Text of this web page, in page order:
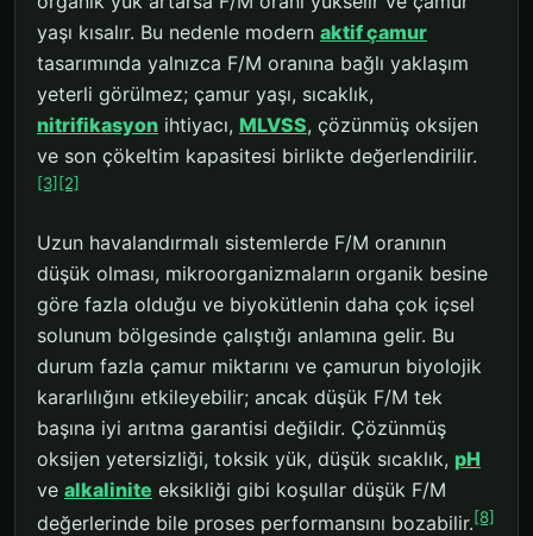
yaşı kısalır. Bu nedenle modern aktif çamur
tasarımında yalnızca F/M oranına bağlı yaklaşım
yeterli görülmez; çamur yaşı, sıcaklık,
nitrifikasyon ihtiyacı, MLVSS, çözünmüş oksijen
ve son çökeltim kapasitesi birlikte değerlendirilir.
[3] [2]
Uzun havalandırmalı sistemlerde F/M oranının
düşük olması, mikroorganizmaların organik besine
göre fazla olduğu ve biyokütlenin daha çok içsel
solunum bölgesinde çalıştığı anlamına gelir. Bu
durum fazla çamur miktarını ve çamurun biyolojik
kararlılığını etkileyebilir; ancak düşük F/M tek
başına iyi arıtma garantisi değildir. Çözünmüş
oksijen yetersizliği, toksik yük, düşük sıcaklık, pH
ve alkalinite eksikliği gibi koşullar düşük F/M
değerlerinde bile proses performansını bozabilir.[8]